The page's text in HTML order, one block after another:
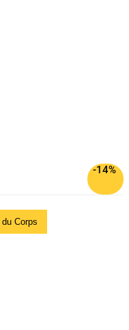
-14%
Corps